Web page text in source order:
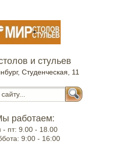
и стульев
Студенческая, 11
работаем:
- пт:9.00 - 18.00
9:00 - 16:00